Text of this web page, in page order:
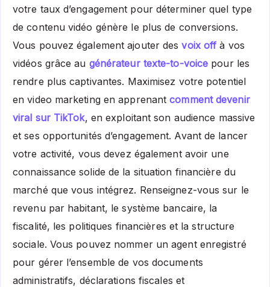
votre taux d’engagement pour déterminer quel type
de contenu vidéo génère le plus de conversions.
Vous pouvez également ajouter desvoix off à vos
vidéos grâce au générateur texte-to-voice pour les
rendre plus captivantes. Maximisez votre potentiel
en video marketing en apprenantcomment devenir
viral sur TikTok, en exploitant son audience massive
et ses opportunités d’engagement. Avant de lancer
votre activité, vous devez également avoir une
connaissance solide de la situation financière du
marché que vous intégrez. Renseignez-vous sur le
revenu par habitant, le système bancaire, la
fiscalité, les politiques financières et la structure
sociale. Vous pouvez nommer un agent enregistré
pour gérer l’ensemble de vos documents
administratifs, déclarations fiscales et